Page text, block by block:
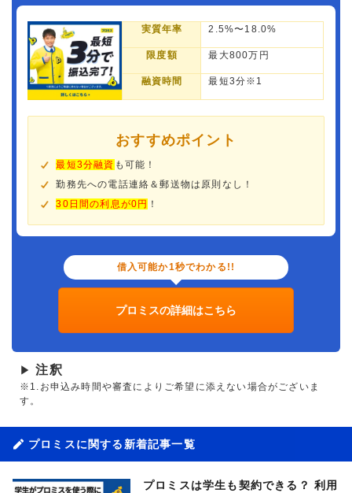
実質年率 2.5%〜18.0%
限度額 最大800万円
融資時間 最短3分※1
おすすめポイント
最短3分融資 も可能！
勤務先への電話連絡＆郵送物は原則なし！
30日間の利息が0円 ！
借入可能か1秒でわかる!!
プロミスの詳細はこちら
▶ 注釈
※1.お申込み時間や審査によりご希望に添えない場合がございま
す。
プロミスに関する新着記事一覧
プロミスは学生も契約できる？ 利用